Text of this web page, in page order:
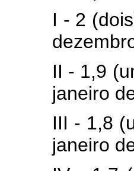
I - 2
II - 1,9
janeiro
III - 1,8
janeiro